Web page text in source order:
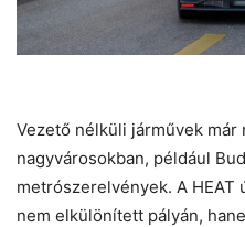
Vezető nélküli járművek már
nagyvárosokban, például
metrószerelvények. A HEAT
nem elkülönített pályán,